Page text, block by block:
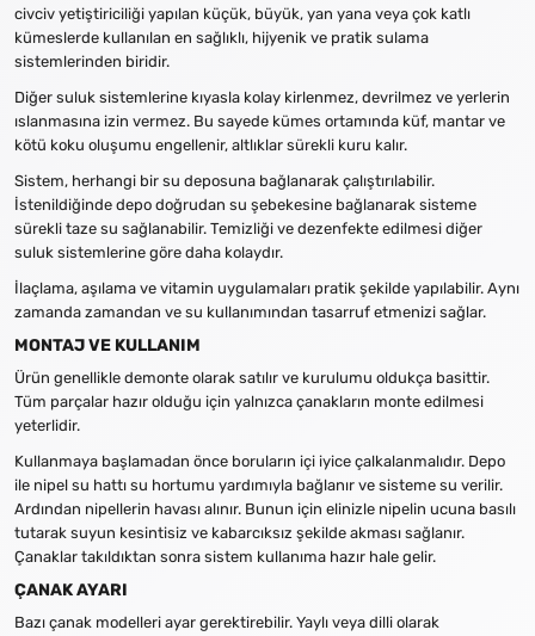
civciv yetiştiriciliği yapılan küçük, büyük, yan yana veya çok katlı
kümeslerde kullanılan en sağlıklı, hijyenik ve pratik sulama
sistemlerinden biridir.
Diğer suluk sistemlerine kıyasla kolay kirlenmez, devrilmez ve yerlerin
ıslanmasına izin vermez. Bu sayede kümes ortamında küf, mantar ve
kötü koku oluşumu engellenir, altlıklar sürekli kuru kalır.
Sistem, herhangi bir su deposuna bağlanarak çalıştırılabilir.
İstenildiğinde depo doğrudan su şebekesine bağlanarak sisteme
sürekli taze su sağlanabilir. Temizliği ve dezenfekte edilmesi diğer
suluk sistemlerine göre daha kolaydır.
İlaçlama, aşılama ve vitamin uygulamaları pratik şekilde yapılabilir. Aynı
zamanda zamandan ve su kullanımından tasarruf etmenizi sağlar.
MONTAJ VE KULLANIM
Ürün genellikle demonte olarak satılır ve kurulumu oldukça basittir.
Tüm parçalar hazır olduğu için yalnızca çanakların monte edilmesi
yeterlidir.
Kullanmaya başlamadan önce boruların içi iyice çalkalanmalıdır. Depo
ile nipel su hattı su hortumu yardımıyla bağlanır ve sisteme su verilir.
Ardından nipellerin havası alınır. Bunun için elinizle nipelin ucuna basılı
tutarak suyun kesintisiz ve kabarcıksız şekilde akması sağlanır.
Çanaklar takıldıktan sonra sistem kullanıma hazır hale gelir.
ÇANAK AYARI
Bazı çanak modelleri ayar gerektirebilir. Yaylı veya dilli olarak